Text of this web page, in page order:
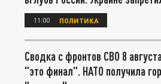
11:00 ПОЛИТИКА
Сводка с фронтов СВО 8
"это финал". НАТО получила